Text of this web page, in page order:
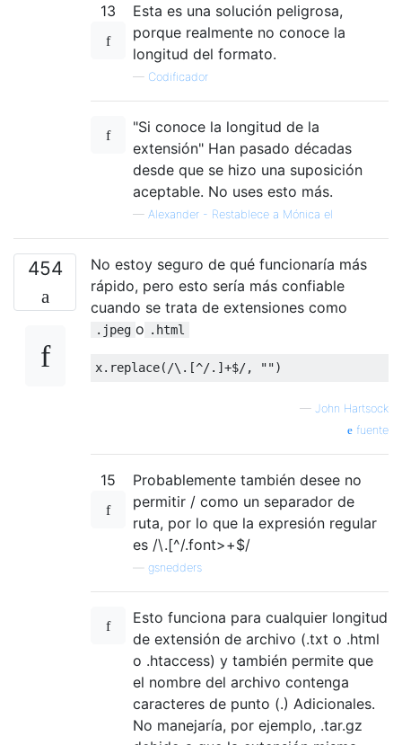
13
Esta es una solución peligrosa,
porque realmente no conoce la
longitud del formato.
— Codificador
"Si conoce la longitud de la
extensión" Han pasado décadas
desde que se hizo una suposición
aceptable. No uses esto más.
— Alexander - Restablece a Mónica el
454
No estoy seguro de qué funcionaría más
rápido, pero esto sería más confiable
cuando se trata de extensiones como
.jpeg o .html
x. replace( /\.[^/.]+$/, "")
— John Hartsock
fuente
15
Probablemente también desee no
permitir / como un separador de
ruta, por lo que la expresión regular
es /\.[^/.font>+$/
gsnedders
Esto funciona para cualquier longitud
de extensión de archivo (.txt o .html
o .htaccess) y también permite que
el nombre del archivo contenga
caracteres de punto (.) Adicionales.
No manejaría, por ejemplo, .tar.gz